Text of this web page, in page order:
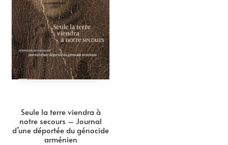
Seule la terre viendra à
notre secours – Journal
d’une déportée du génocide
arménien